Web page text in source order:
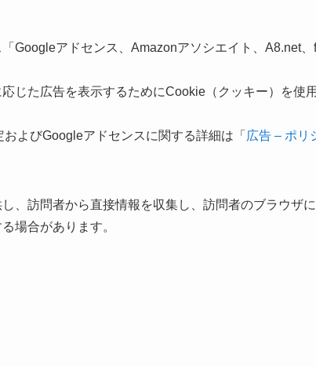
Googleアドセンス、Amazonアソシエイト、A8.net
じた広告を表示するためにCookie（クッキー）を使
よびGoogleアドセンスに関する詳細は「 広告 – ポリ
、訪問者から直接情報を収集し、訪問者のブラウザ
場合があります。